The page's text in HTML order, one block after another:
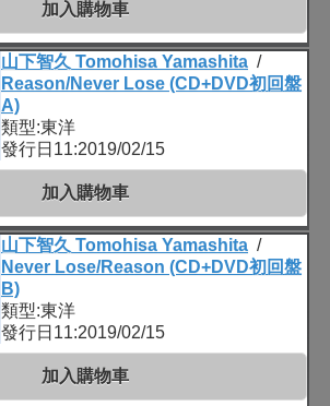
加入購物車
山下智久 Tomohisa Yamashita /
Reason/Never Lose (CD+DVD初回盤
A)
類型:東洋
發行日11:2019/02/15
加入購物車
山下智久 Tomohisa Yamashita /
Never Lose/Reason (CD+DVD初回盤
B)
類型:東洋
發行日11:2019/02/15
加入購物車